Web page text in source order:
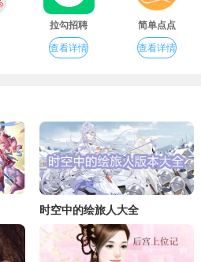
拉勾招聘
查看详情
简单点点
查看详情
时空中的绘旅人大全